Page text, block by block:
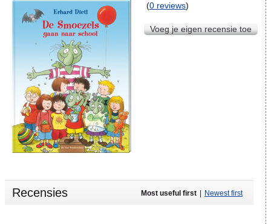
(0 reviews)
Voeg je eigen recensie toe
Recensies Most useful first Newest first